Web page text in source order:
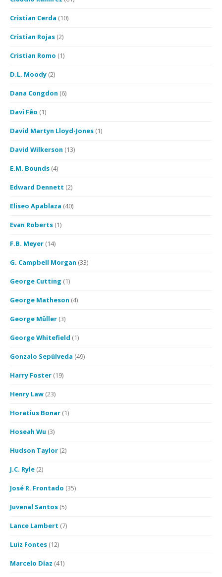
Cristian Cerda (10)
Cristian Rojas (2)
Cristian Romo (1)
D.L. Moody (2)
Dana Congdon (6)
Davi Fêo (1)
David Martyn Lloyd-Jones (1)
David Wilkerson (13)
E.M. Bounds (4)
Edward Dennett (2)
Eliseo Apablaza (40)
Evan Roberts (1)
F.B. Meyer (14)
G. Campbell Morgan (33)
George Cutting (1)
George Matheson (4)
George Müller (3)
George Whitefield (1)
Gonzalo Sepúlveda (49)
Harry Foster (19)
Henry Law (23)
Horatius Bonar (1)
Hoseah Wu (3)
Hudson Taylor (2)
J.C. Ryle (2)
José R. Frontado (35)
Juvenal Santos (5)
Lance Lambert (7)
Luiz Fontes (12)
Marcelo Díaz (41)